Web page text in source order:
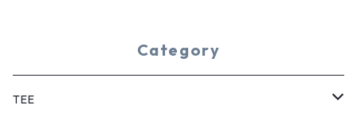
Category
TEE